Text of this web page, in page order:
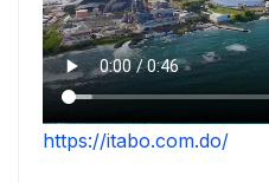
https://itabo.com.do/